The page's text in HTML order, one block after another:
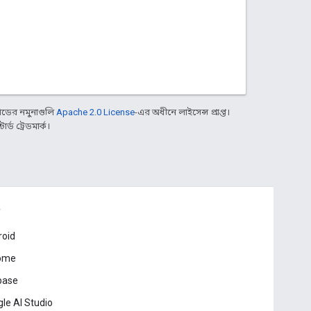
নমুনাগুলি Apache 2.0 License-এর অধীনে লাইসেন্স প্রাপ্ত।
ট্রেডমার্ক।
AI Studio